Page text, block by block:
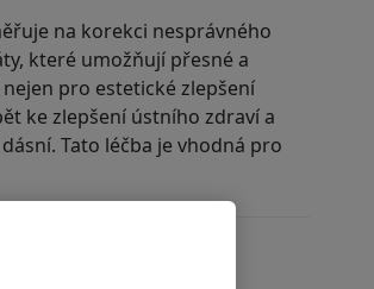
na korekci nesprávného
které umožňují přesné a
pro estetické zlepšení
ke zlepšení ústního zdraví a
Tato léčba je vhodná pro